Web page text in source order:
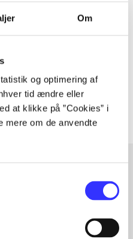
Om
og optimering af
tid ændre eller
at klikke på ”Cookies” i
mere om de anvendte